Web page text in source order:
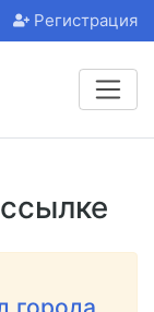
Регистрация